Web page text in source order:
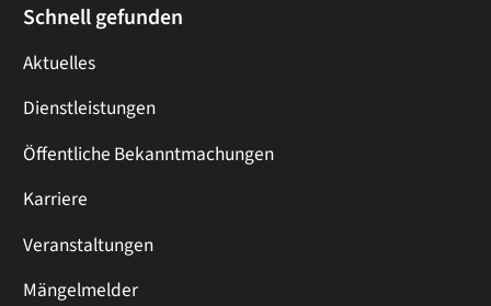
Schnell gefunden
Aktuelles
Dienstleistungen
Öffentliche Bekanntmachungen
Karriere
Veranstaltungen
Mängelmelder